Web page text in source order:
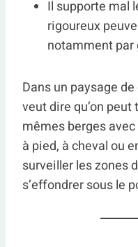
Il supporte mal
rigoureux
notamment par
Dans un paysage
veut dire qu’on
mêmes berges
à pied, à cheval ou
surveiller les zones
s’effondrer sous le